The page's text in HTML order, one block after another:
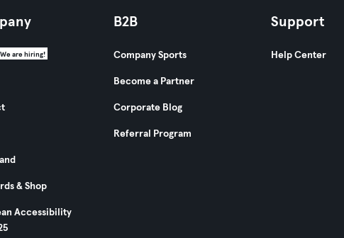
We are hiring!
& Shop
Accessibility
B2B
Company Sports
Become a Partner
Corporate Blog
Referral Program
Support
Help Center